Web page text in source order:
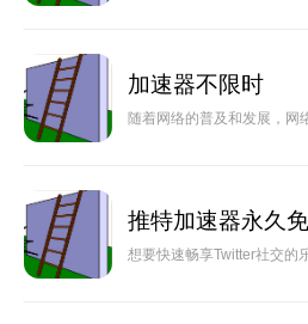
加速器不限时
随着网络的普及和发展，
推特加速器永久
想要快速畅享Twitter社交的